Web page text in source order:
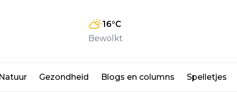
16°C
Bewolkt
Natuur Gezondheid Blogs en columns Spelletjes